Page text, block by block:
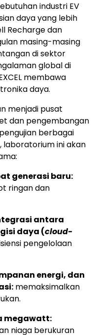
industri EV
daya yang lebih
Recharge dan
masing-masing
di sektor
global di
membawa
daya.
menjadi pusat
dan pengembangan
berbagai
laboratorium ini akan
generasi baru:
ringan dan
antara
daya (cloud-
pengelolaan
energi, dan
memaksimalkan
megawatt:
niaga berukuran